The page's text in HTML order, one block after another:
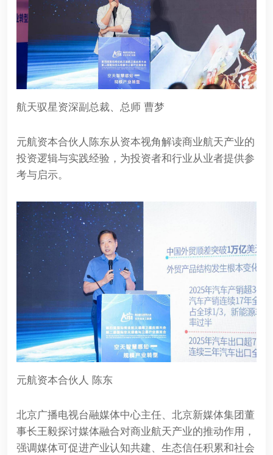
航天驭星资深副总裁、总师 曹梦
元航资本合伙人陈东从资本视角解读商业航天产业的
投资逻辑与实践经验，为投资者和行业从业者提供参
考与启示。
元航资本合伙人 陈东
北京广播电视台融媒体中心主任、北京新媒体集团董
事长王毅探讨媒体融合对商业航天产业的推动作用，
强调媒体可促进产业认知共建、生态信任积累和社会